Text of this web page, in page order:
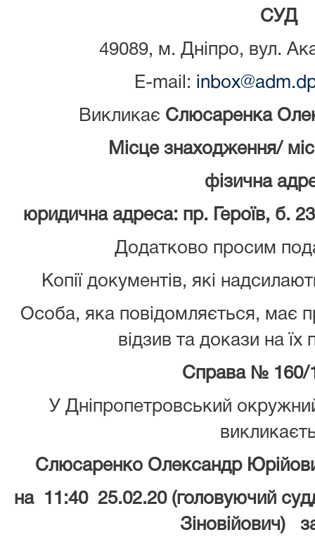
СУД
49089, м. Дніпро, вул.
E-mail:
Викликає Слюсаренка
Місце знаходження/
фізична
юридична адреса: пр. Героїв, б.
Додатково просим
Копії документів, які
Особа, яка повідомляється, має
відзив та докази на їх
Справа № 160/
У Дніпропетровський
Слюсаренко Олександр
на 11:40 25.02.20 (головуючий
Зіновійович)